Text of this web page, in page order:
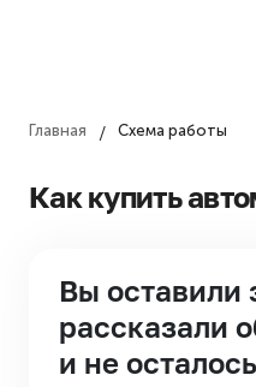
Главная / Схема работы
Как купить
Вы оставили
рассказали
и не